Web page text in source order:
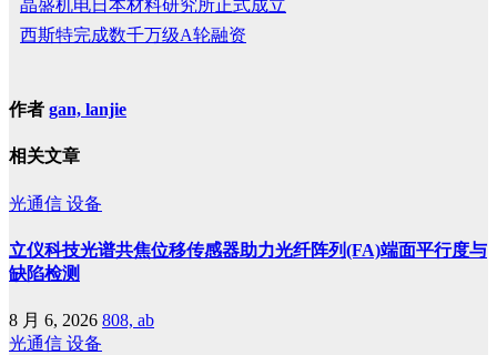
晶盛机电日本材料研究所正式成立
西斯特完成数千万级A轮融资
作者 gan, lanjie
相关文章
光通信 设备
立仪科技光谱共焦位移传感器助力光纤阵列(FA)端面平行度与
缺陷检测
8 月 6, 2026 808, ab
光通信 设备